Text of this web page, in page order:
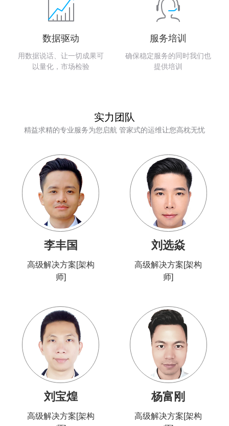
数据驱动
用数据说话、让一切成果可
以量化，市场检验
服务培训
确保稳定服务的同时我们也
提供培训
实力团队
精益求精的专业服务为您启航 管家式的运维让您高枕无忧
李丰国
高级解决方案[架构
师]
刘选焱
高级解决方案[架构
师]
刘宝煌
高级解决方案[架构
杨富刚
高级解决方案[架构